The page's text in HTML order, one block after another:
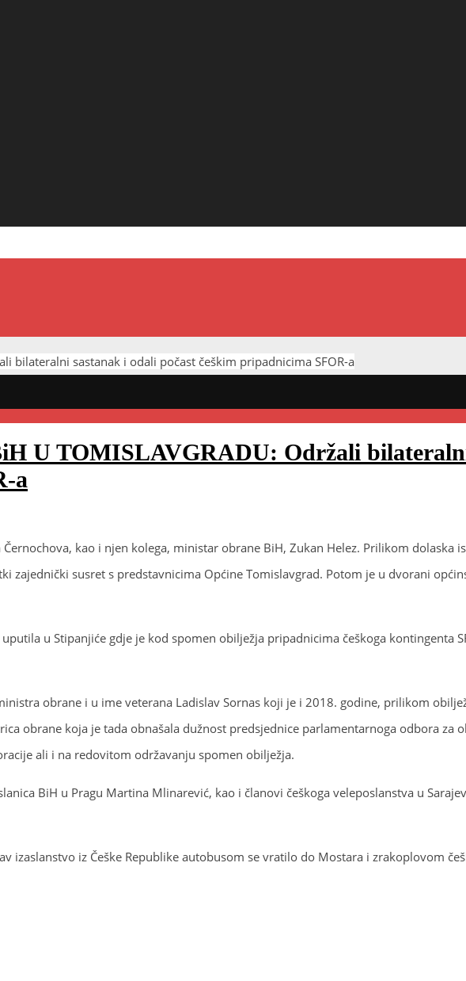
bilateralni sastanak i odali počast češkim pripadnicima SFOR-a
U TOMISLAVGRADU: Održali
a
kao i njen kolega, ministar obrane BiH, Zukan Helez. Prilikom dolaska
zajednički susret s predstavnicima Općine Tomislavgrad. Potom je u dvorani
u Stipanjiće gdje je kod spomen obilježja pripadnicima češkoga kontingenta
obrane i u ime veterana Ladislav Sornas koji je i 2018. godine, prilikom
obrane koja je tada obnašala dužnost predsjednice parlamentarnoga odbora za
ali i na redovitom održavanju spomen obilježja.
BiH u Pragu Martina Mlinarević, kao i članovi češkoga veleposlanstva u
izaslanstvo iz Češke Republike autobusom se vratilo do Mostara i zrakoplovom